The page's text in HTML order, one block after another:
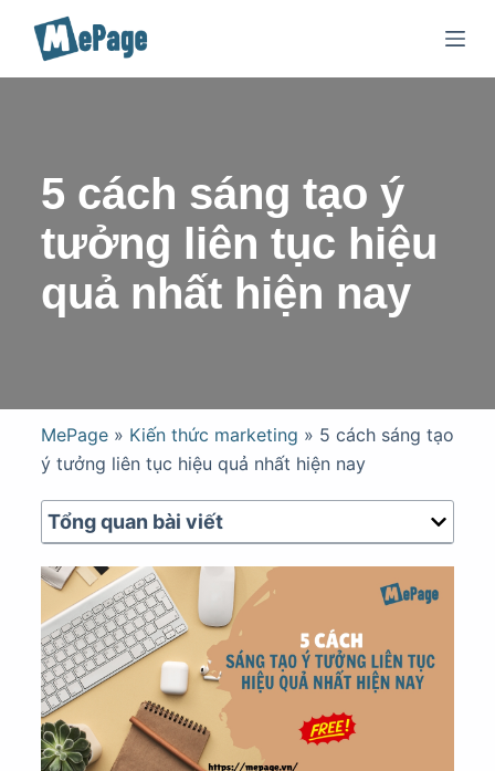
C
u
5 cách sáng tạo ý
tưởng liên tục hiệu
quả nhất hiện nay
MePage» Kiến thức marketing » 5 cách sáng tạo
ý tưởng liên tục hiệu quả nhất hiện nay
Tổng quan bài viết